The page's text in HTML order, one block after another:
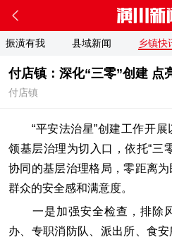
振潢有我 县域新闻 乡镇快
付店镇：深化“三零”创建 点
付店镇
“平安法治星”创建工作开展
领基层治理为切入口，依托“三
协同的基层治理格局，零距离
群众的安全感和满意度。
一是加强安全检查，排除风
办、专职消防队、派出所、食